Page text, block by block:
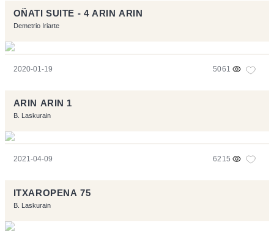
OÑATI SUITE - 4 ARIN ARIN
Demetrio Iriarte
2020-01-19 5061
ARIN ARIN 1
B. Laskurain
2021-04-09 6215
ITXAROPENA 75
B. Laskurain